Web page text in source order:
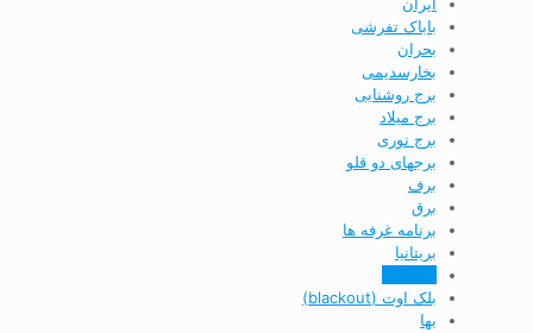
باباک تفرشی
بحران
بخارسدیمی
برج روشنایی
برج ميلاد
برج نوری
برجهای دو قلو
برف
برق
برنامه غرفه ها
بريتانيا
بلک اوت (blackout)
بها